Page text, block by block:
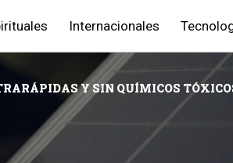
Internacionales
Y SIN QUÍMICOS